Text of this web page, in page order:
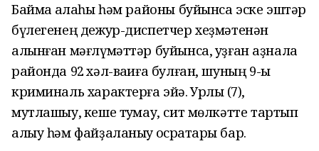
Баймаҡ ҡалаһы һәм районы буйынса эске эштәр
бүлегенең дежур-диспетчер хеҙмәтенән
алынған мәғлүмәттәр буйынса,уҙған аҙнала
районда 92хәл-ваҡиға булған,шуның 9-ы
криминаль характерға эйә.Урлыҡ (7),
мутлашыу,кеше туҡмау, сит мөлкәтте тартып
алыу һәм файҙаланыу осраҡтары бар.